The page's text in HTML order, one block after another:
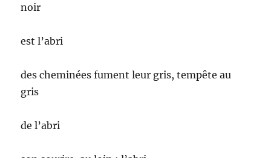
noir
est l’abri
des cheminées fument leur gris, tempête au
gris
de l’abri